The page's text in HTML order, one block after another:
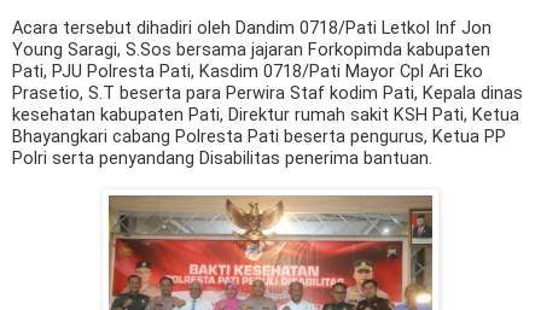
Acara tersebut dihadiri oleh Dandim 0718/Pati Letkol Inf Jon
Young Saragi, S.Sos bersama jajaran Forkopimda kabupaten
Pati, PJU Polresta Pati, Kasdim 0718/Pati Mayor Cpl Ari Eko
Prasetio, S.T beserta para Perwira Staf kodim Pati, Kepala dinas
kesehatan kabupaten Pati, Direktur rumah sakit KSH Pati, Ketua
Bhayangkari cabang Polresta Pati beserta pengurus, Ketua PP
Polri serta penyandang Disabilitas penerima bantuan.